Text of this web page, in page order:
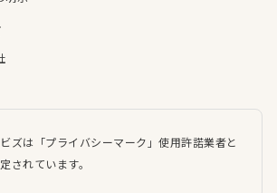
ズは「プライバシーマーク」使用許諾業者と
されています。